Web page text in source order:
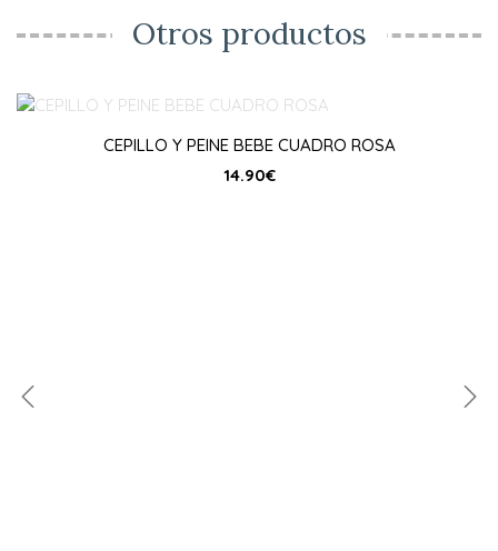
Otros productos
CEPILLO Y PEINE BEBE CUADRO ROSA
14.90€